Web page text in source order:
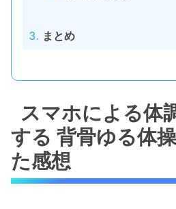
まとめ
スマホによる体
する 背骨ゆる体
た感想